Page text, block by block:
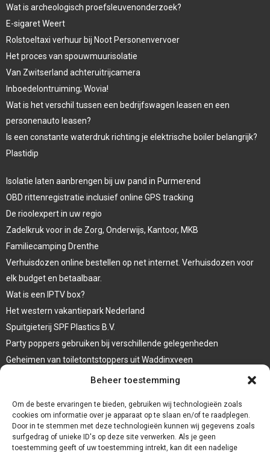
Beheer toestemming
Om de beste ervaringen te bieden, gebruiken wij technologieën zoals
cookies om informatie over je apparaat op te slaan en/of te raadplegen.
Door in te stemmen met deze technologieën kunnen wij gegevens zoals
surfgedrag of unieke ID's op deze site verwerken. Als je geen
toestemming geeft of uw toestemming intrekt, kan dit een nadelige
Wat is archeologisch proefsleuvenonderzoek?
E-sigaret Weert
Rolstoeltaxi verhuur bij Noot Personenvervoer
Het proces van spouwmuurisolatie
Van Zwitserland achteruitrijcamera
Inboedelontruiming; Wovia!
Wat is het verschil tussen een bedrijfswagen leasen en een
personenauto leasen?
Is een constante waterdruk richting je elektrische boiler belangrijk?
Plastidip
Isolatie laten aanbrengen bij uw pand in Purmerend
OBD rittenregistratie inclusief online GPS tracking
De rioolexpert in uw regio
Zadelkruk voor in de Zorg, Onderwijs, Kantoor, MKB
Familiecamping Drenthe
Verhuisdozen online bestellen op net internet. Verhuisdozen voor
elk budget en betaalbaar.
Wat is een IPTV box?
Het western vakantiepark Nederland
Spuitgieterij SPF Plastics B.V.
Party poppers gebruiken bij verschillende gelegenheden
Geheimen van toiletontstoppers uit Waddinxveen
Vormen van terrasaankleding